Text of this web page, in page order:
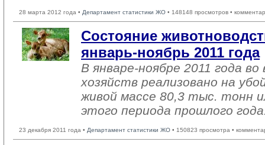
28 марта 2012 года • Департамент статистики ЖО • 148148 просмотров •
Состояние
январь-ноябрь 2011 года
В январе-ноябре 2011 года во
хозяйств реализовано на
живой массе 80,3 тыс. тонн
этого периода прошлого
23 декабря 2011 года • Департамент статистики ЖО • 150823 просмотра •